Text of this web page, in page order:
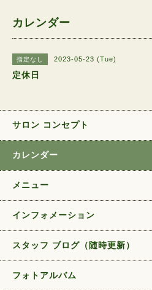
カレンダー
指定なし 2023-05-23 (Tue)
定休日
サロン コンセプト
カレンダー
メニュー
インフォメーション
スタッフ ブログ（随時更新）
フォトアルバム